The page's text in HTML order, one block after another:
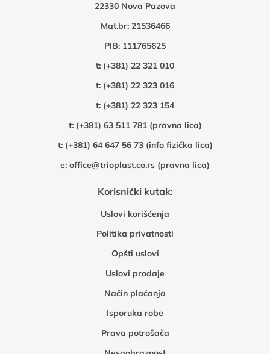
22330 Nova Pazova
Mat.br: 21536466
PIB: 111765625
t: (+381) 22 321 010
t: (+381) 22 323 016
t: (+381) 22 323 154
t: (+381) 63 511 781 (pravna lica)
t: (+381) 64 647 56 73 (info fizička lica)
e: office@trioplast.co.rs (pravna lica)
Korisnički kutak:
Uslovi korišćenja
Politika privatnosti
Opšti uslovi
Uslovi prodaje
Način plaćanja
Isporuka robe
Prava potrošača